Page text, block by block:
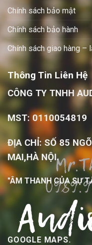
Chính sách bảo mật
Chính sách bảo hành
Chính sách giao hàng –
Thông Tin Liên Hệ
CÔNG TY TNHH
MST: 0110054819
ĐỊA CHỈ: SỐ 85
MAI,HÀ NỘI.
"ÂM THANH CỦA SỰ
GOOGLE MAPS.